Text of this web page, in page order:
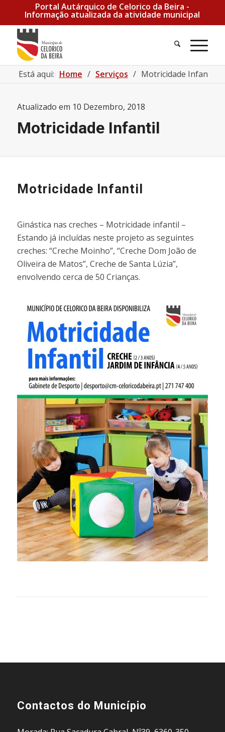
Portal Autárquico de Celorico da Beira -
Informação atualizada da atividade municipal
Pesquisa
Está aqui: Home / Serviços / Motricidade Infantil
Atualizado em 10 Dezembro, 2018
Motricidade Infantil
Motricidade Infantil
Ginástica nas creches – Motricidade infantil –
Estando já incluídas neste projeto as seguintes
creches: “Creche Moinho”, “Creche Dom João de
Oliveira de Matos”, Creche de Santa Lúzia”,
envolvendo cerca de 50 Crianças.
Contactos do Município